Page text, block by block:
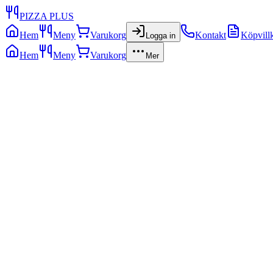
PIZZA PLUS
Hem
Meny Varukorg Logga in Kontakt
Hem
Meny Varukorg Mer